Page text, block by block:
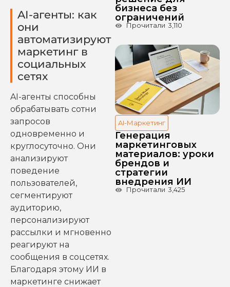
AI-агенты: как
они
автоматизируют
маркетинг в
социальных
сетях
AI-агенты способны
обрабатывать сотни
запросов
одновременно и
круглосуточно. Они
анализируют
поведение
пользователей,
сегментируют
аудиторию,
персонализируют
рассылки и мгновенно
реагируют на
сообщения в соцсетях.
Благодаря этому ИИ в
маркетинге снижает
бизнеса без
ограничений
Прочитали 3,110
AI-Маркетинг
Генерация
маркетинговых
материалов: уроки
брендов и
стратегии
внедрения ИИ
Прочитали 3,425